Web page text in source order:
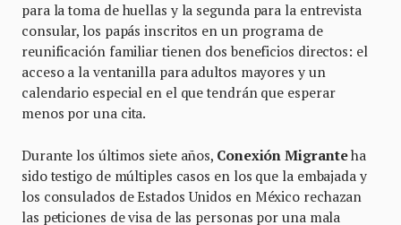
para la toma de huellas y la segunda para la entrevista
consular, los papás inscritos en un programa de
reunificación familiar tienen dos beneficios directos: el
acceso a la ventanilla para adultos mayores y un
calendario especial en el que tendrán que esperar
menos por una cita.
Durante los últimos siete años, Conexión Migranteha
sido testigo de múltiples casos en los que la embajada y
los consulados de Estados Unidos en México rechazan
las peticiones de visa de las personas por una mala